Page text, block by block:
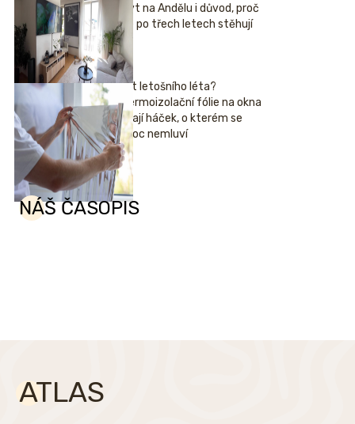
byt na Andělu i důvod, proč
se po třech letech stěhují
Hit letošního léta?
Termoizolační fólie na okna
mají háček, o kterém se
moc nemluví
NÁŠ ČASOPIS
ATLAS